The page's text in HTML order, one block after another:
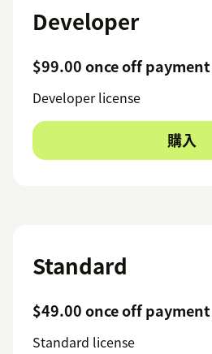
Developer
$99.00 once off payment
Developer license
購入
Standard
$49.00 once off payment
Standard license